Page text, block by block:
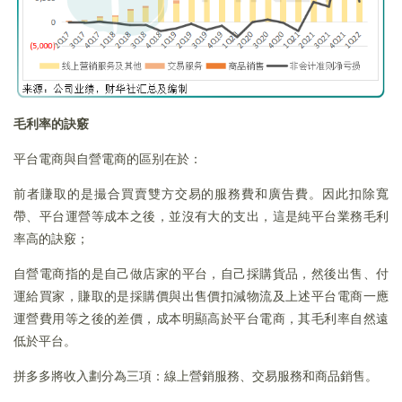
毛利率的訣竅
平台電商與自營電商的區别在於：
前者賺取的是撮合買賣雙方交易的服務費和廣告費。因此扣除寬
帶、平台運營等成本之後，並沒有大的支出，這是純平台業務毛利
率高的訣竅；
自營電商指的是自己做店家的平台，自己採購貨品，然後出售、付
運給買家，賺取的是採購價與出售價扣減物流及上述平台電商一應
運營費用等之後的差價，成本明顯高於平台電商，其毛利率自然遠
低於平台。
拼多多將收入劃分為三項：線上營銷服務、交易服務和商品銷售。